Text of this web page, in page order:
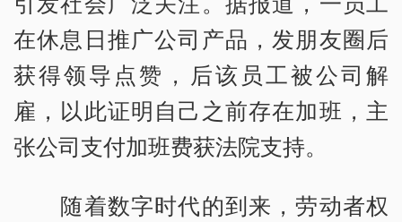
在休息日推广公司产品，发朋友圈后
获得领导点赞，后该员工被公司解
雇，以此证明自己之前存在加班，主
张公司支付加班费获法院支持。
随着数字时代的到来，劳动者权